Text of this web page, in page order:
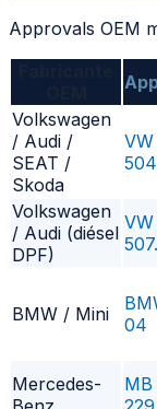
Approvals OEM
Volkswagen
/ Audi /
SEAT /
Skoda
VW
Volkswagen
/ Audi (diésel
DPF)
VW
BMW / Mini
04
Mercedes-
MB